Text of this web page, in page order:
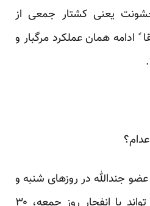
یعنی کشتار جمعی از
ادامه‌‌ همان عملکرد مرگبار و
عضو جندالله در روزهای شنبه و